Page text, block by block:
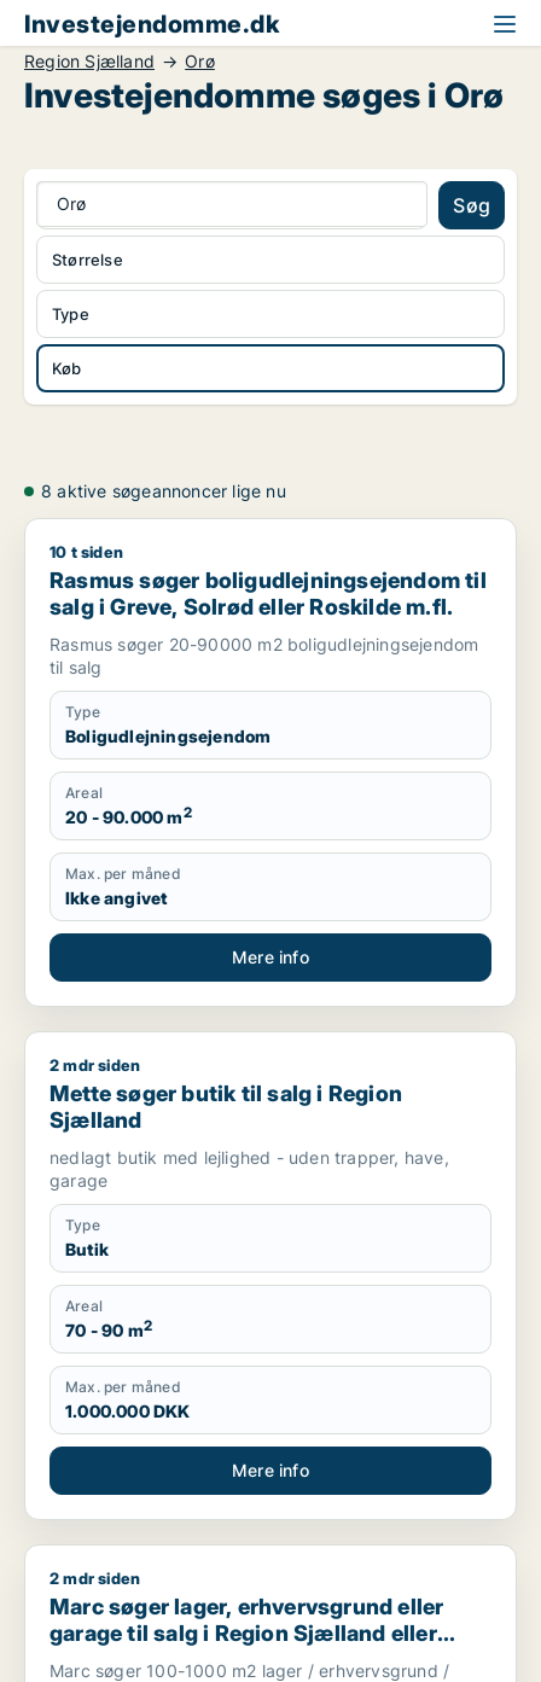
Investejendomme.dk
Region Sjælland Orø
Investejendomme søges i Orø
Orø Søg
Type
Køb
Størrelse
8 aktive søgeannoncer lige nu
Rasmus søger boligudlejningsejendom til salg i Greve,
10 t siden
Rasmus søger boligudlejningsejendom til
salg i Greve, Solrød eller Roskilde m.fl.
Rasmus søger 20-90000 m2 boligudlejningsejendom
til salg
Type
Boligudlejningsejendom
Areal
20 - 90.000 m2
Max. per måned
Ikke angivet
Mere info
Mette søger butik til salg i Region Sjælland
2 mdr siden
Mette søger butik til salg i Region
Sjælland
nedlagt butik med lejlighed - uden trapper, have,
garage
Type
Butik
Areal
70 - 90 m2
Max. per måned
1.000.000 DKK
Mere info
Marc søger lager, erhvervsgrund eller garage til salg i
2 mdr siden
Marc søger lager, erhvervsgrund eller
garage til salg i Region Sjælland eller
Nordsjælland
Marc søger 100-1000 m2 lager / erhvervsgrund /